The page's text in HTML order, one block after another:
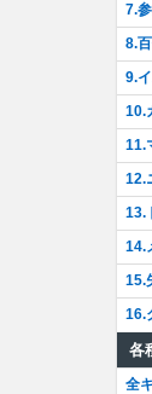
7.
8.
9.
10.
11.
12.
13.
14.
15.
16.
各
全